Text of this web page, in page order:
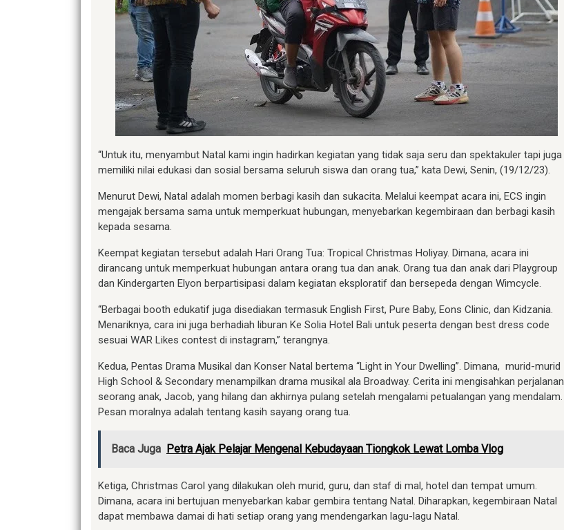
“Untuk itu, menyambut Natal kami ingin hadirkan kegiatan yang tidak saja seru dan spektakuler tapi juga
memiliki nilai edukasi dan sosial bersama seluruh siswa dan orang tua,” kata Dewi, Senin, (19/12/23).
Menurut Dewi, Natal adalah momen berbagi kasih dan sukacita. Melalui keempat acara ini, ECS ingin
mengajak bersama sama untuk memperkuat hubungan, menyebarkan kegembiraan dan berbagi kasih
kepada sesama.
Keempat kegiatan tersebut adalah Hari Orang Tua: Tropical Christmas Holiyay. Dimana, acara ini
dirancang untuk memperkuat hubungan antara orang tua dan anak. Orang tua dan anak dari Playgroup
dan Kindergarten Elyon berpartisipasi dalam kegiatan eksploratif dan bersepeda dengan Wimcycle.
“Berbagai booth edukatif juga disediakan termasuk English First, Pure Baby, Eons Clinic, dan Kidzania.
Menariknya, cara ini juga berhadiah liburan Ke Solia Hotel Bali untuk peserta dengan best dress code
sesuai WAR Likes contest di instagram,” terangnya.
Kedua, Pentas Drama Musikal dan Konser Natal bertema “Light in Your Dwelling”. Dimana, murid-murid
High School & Secondary menampilkan drama musikal ala Broadway. Cerita ini mengisahkan perjalanan
seorang anak, Jacob, yang hilang dan akhirnya pulang setelah mengalami petualangan yang mendalam.
Pesan moralnya adalah tentang kasih sayang orang tua.
Baca Juga Petra Ajak Pelajar Mengenal Kebudayaan Tiongkok Lewat Lomba Vlog
Ketiga, Christmas Carol yang dilakukan oleh murid, guru, dan staf di mal, hotel dan tempat umum.
Dimana, acara ini bertujuan menyebarkan kabar gembira tentang Natal. Diharapkan, kegembiraan Natal
dapat membawa damai di hati setiap orang yang mendengarkan lagu-lagu Natal.